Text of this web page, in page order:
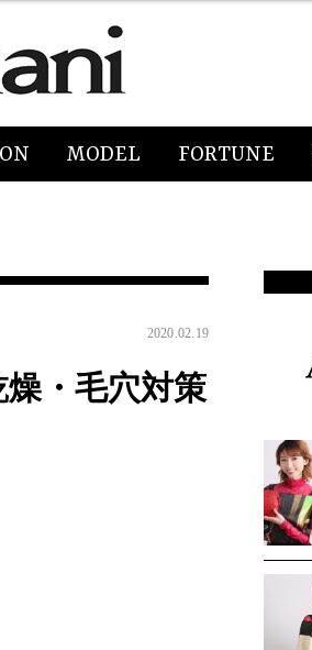
MODEL FORTUNE
2020.02.19
・毛穴対策